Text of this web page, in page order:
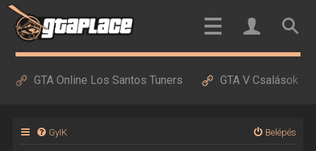
GTA Online Los Santos Tuners GTA V Csalások
GyIK Belépés